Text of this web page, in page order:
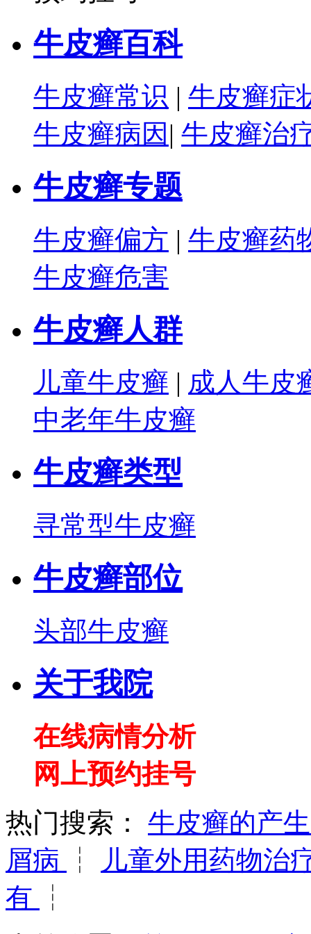
牛皮癣百科
牛皮癣常识 | 牛皮癣症
牛皮癣病因 | 牛皮癣治
牛皮癣专题
牛皮癣偏方 | 牛皮癣药
牛皮癣危害
牛皮癣人群
儿童牛皮癣 | 成人牛皮
中老年牛皮癣
牛皮癣类型
寻常型牛皮癣
牛皮癣部位
头部牛皮癣
关于我院
在线病情分析
网上预约挂号
热门搜索：
牛皮癣的产
屑病
┆
儿童外用药物治
有
┆